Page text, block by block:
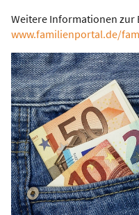
Weitere Informationen zur
www.familienportal.de/